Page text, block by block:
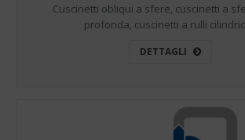
Cuscinetti obliqui a sfere, cuscinetti a
profonda, cuscinetti a rulli
DETTAGLI